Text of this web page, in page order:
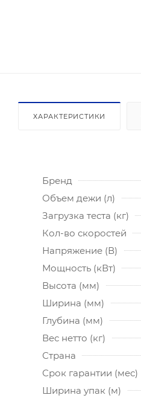
ХАРАКТЕРИСТИКИ
Бренд
Объем дежи (л)
Загрузка теста (кг)
Кол-во скоростей
Напряжение (В)
Мощность (кВт)
Высота (мм)
Ширина (мм)
Глубина (мм)
Вес нетто (кг)
Страна
Срок гарантии (мес)
Ширина упак (м)